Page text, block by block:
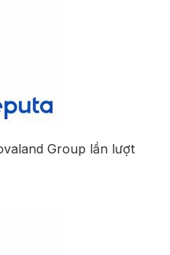
Group lần lượt